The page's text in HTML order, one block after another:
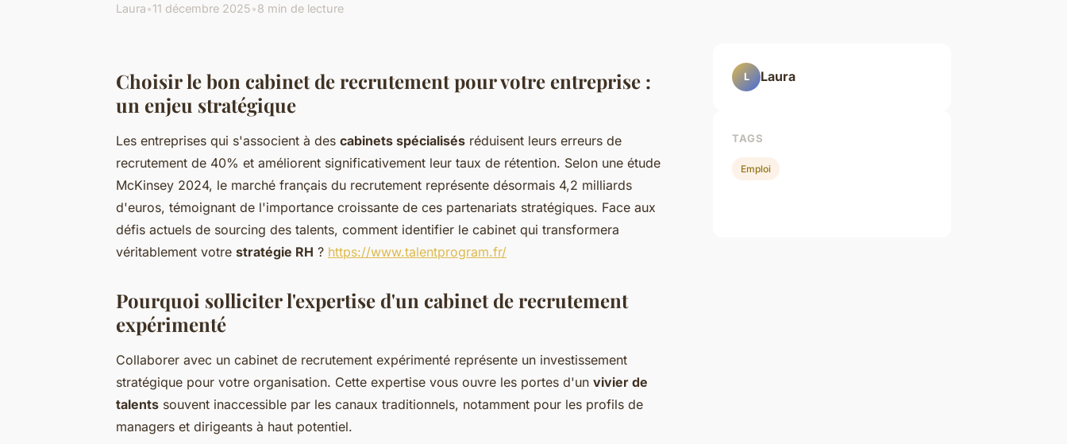
Laura•11 décembre 2025•8 min de lecture
Choisir le bon cabinet de recrutement pour votre entreprise :
un enjeu stratégique
Les entreprises qui s'associent à des cabinets spécialisés réduisent leurs erreurs de
recrutement de 40% et améliorent significativement leur taux de rétention. Selon une étude
McKinsey 2024, le marché français du recrutement représente désormais 4,2 milliards
d'euros, témoignant de l'importance croissante de ces partenariats stratégiques. Face aux
défis actuels de sourcing des talents, comment identifier le cabinet qui transformera
véritablement votre stratégie RH ? https://www.talentprogram.fr/
Pourquoi solliciter l'expertise d'un cabinet de recrutement
expérimenté
Collaborer avec un cabinet de recrutement expérimenté représente un investissement
stratégique pour votre organisation. Cette expertise vous ouvre les portes d'un vivier de
talents souvent inaccessible par les canaux traditionnels, notamment pour les profils de
managers et dirigeants à haut potentiel.
L Laura
TAGS
Emploi